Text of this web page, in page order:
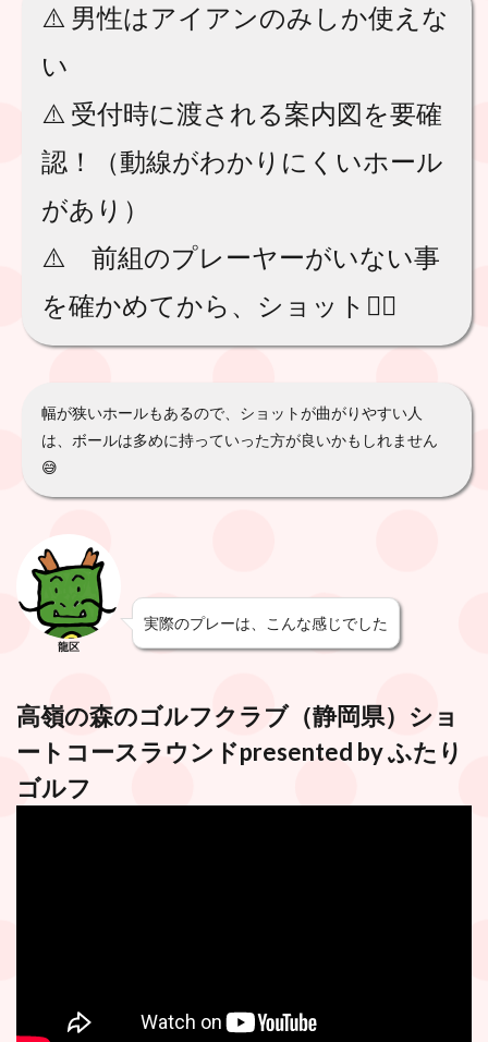
⚠️ 男性はアイアンのみしか使えな
い
⚠️ 受付時に渡される案内図を要確
認！（動線がわかりにくいホール
があり）
⚠️ 前組のプレーヤーがいない事
を確かめてから、ショット🏌️‍♀️
幅が狭いホールもあるので、ショットが曲がりやすい人
は、ボールは多めに持っていった方が良いかもしれません
😅
龍区
実際のプレーは、こんな感じでした
高嶺の森のゴルフクラブ（静岡県）ショ
ートコースラウンドpresented byふたり
ゴルフ